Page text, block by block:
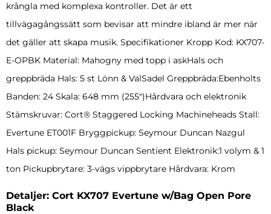
krångla med komplexa kontroller. Det är ett
tillvägagångssätt som bevisar att mindre ibland är mer när
det gäller att skapa musik. Specifikationer Kropp Kod: KX707-
E-OPBK Material: Mahogny med topp i askHals och
greppbräda Hals: 5 st Lönn & ValSadel Greppbräda:Ebenholts
Banden: 24 Skala: 648 mm (255″)Hårdvara och elektronik
Stämskruvar: Cort® Staggered Locking Machineheads Stall:
Evertune ET001F Bryggpickup: Seymour Duncan Nazgul
Hals pickup: Seymour Duncan Sentient Elektronik:1 volym & 1
ton Pickupbrytare: 3-vägs vippbrytare Hårdvara: Krom
Detaljer: Cort KX707 Evertune w/Bag Open Pore
Black